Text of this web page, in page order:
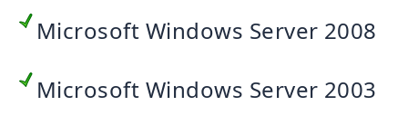
Microsoft Windows Server 2008
Microsoft Windows Server 2003